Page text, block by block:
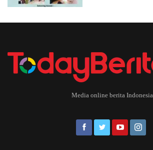
Media online berita Indonesia